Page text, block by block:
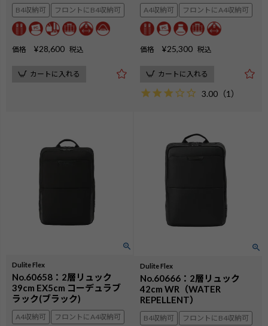
B4収納可 フロントにB4収納可
価格 ¥28,600 税込
カートに入れる
A4収納可 フロントにA4収納可
価格 ¥25,300 税込
カートに入れる
3.00 （1）
Dulite Flex
No.60658：2層リュック
39cm EX5cm コーデュラブ
ラック(ブラック)
A4収納可 フロントにA4収納可
Dulite Flex
No.60666：2層リュック
42cm WR（WATER
REPELLENT）
B4収納可 フロントにB4収納可